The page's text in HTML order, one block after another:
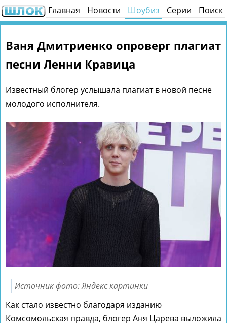
Главная Новости Шоубиз Серии Поиск
Ваня Дмитриенко опроверг плагиат
песни Ленни Кравица
Известный блогер услышала плагиат в новой песне
молодого исполнителя.
Источник фото: Яндекс картинки
Как стало известно благодаря изданию
Комсомольская правда, блогер Аня Царева выложила